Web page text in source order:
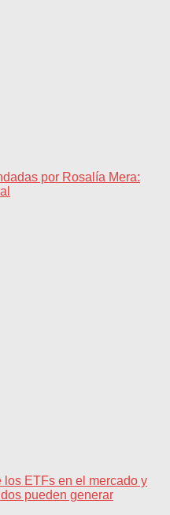
por Rosalía Mera:
ETFs en el mercado y
pueden generar